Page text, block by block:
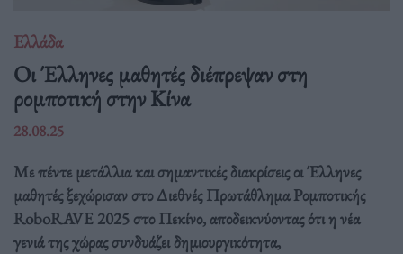
Ελλάδα
Οι Έλληνες μαθητές διέπρεψαν στη
ρομποτική στην Κίνα
28.08.25
Με πέντε μετάλλια και σημαντικές διακρίσεις οι Έλληνες
μαθητές ξεχώρισαν στο Διεθνές Πρωτάθλημα Ρομποτικής
RoboRAVE 2025 στο Πεκίνο, αποδεικνύοντας ότι η νέα
γενιά της χώρας συνδυάζει δημιουργικότητα,